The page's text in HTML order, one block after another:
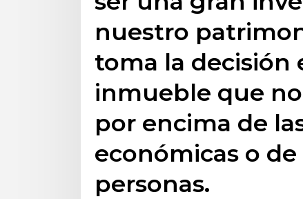
nuestro
toma la decisión
inmueble que
por encima de
económicas o
personas.